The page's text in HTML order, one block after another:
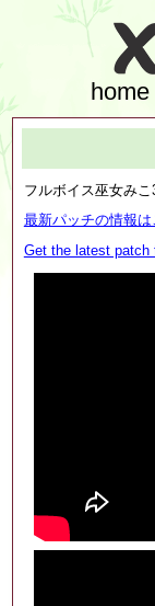
home
フルボイス巫女み
最新パッチの情報は
Get the latest patch